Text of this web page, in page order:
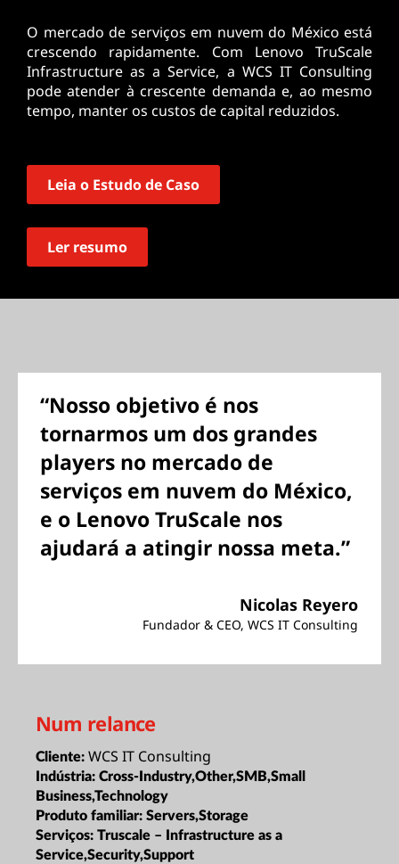
O mercado de serviços em nuvem do México está
crescendo rapidamente. Com Lenovo TruScale
Infrastructure as a Service, a WCS IT Consulting
pode atender à crescente demanda e, ao mesmo
tempo, manter os custos de capital reduzidos.
Leia o Estudo de Caso
Ler resumo
“Nosso objetivo é nos
tornarmos um dos grandes
players no mercado de
serviços em nuvem do México,
e o Lenovo TruScale nos
ajudará a atingir nossa meta.”
Nicolas Reyero
Fundador & CEO, WCS IT Consulting
Num relance
Cliente: WCS IT Consulting
Indústria: Cross-Industry,Other,SMB,Small
Business,Technology
Produto familiar: Servers,Storage
Serviços: Truscale – Infrastructure as a
Service,Security,Support